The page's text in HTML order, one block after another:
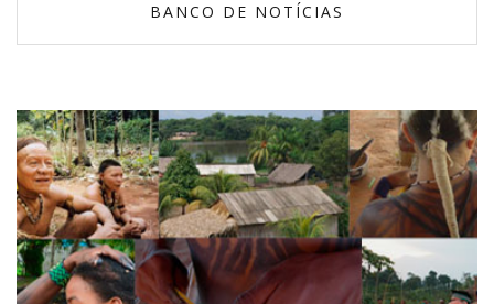
BANCO DE NOTÍCIAS